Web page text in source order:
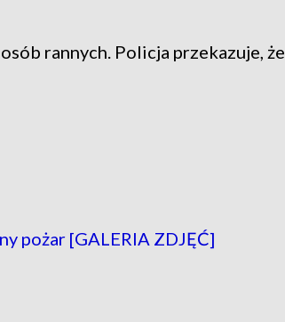
rannych. Policja przekazuje, że
pożar [GALERIA ZDJĘĆ]